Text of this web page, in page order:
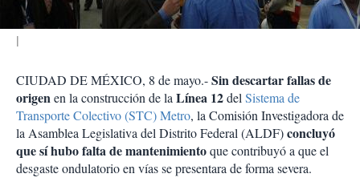
CIUDAD DE MÉXICO, 8 de mayo.-Sin descartar fallas de
origenen la construcción de la Línea 12del Sistema de
Transporte Colectivo (STC) Metro, la Comisión Investigadora de
la Asamblea Legislativa del Distrito Federal (ALDF)concluyó
que sí hubo falta de mantenimientoque contribuyó a que el
desgaste ondulatorio en vías se presentara de forma severa.